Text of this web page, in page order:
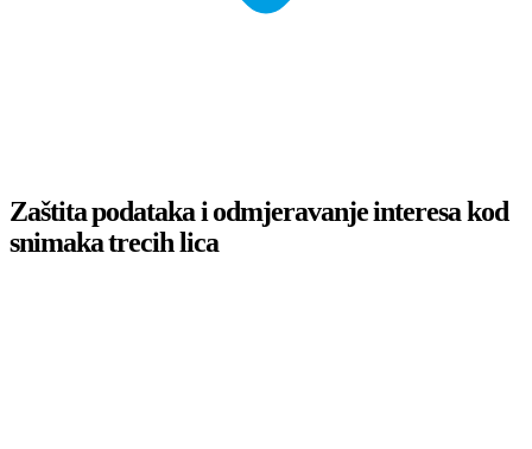
Zaštita podataka i odmjeravanje interesa kod
snimaka trecih lica